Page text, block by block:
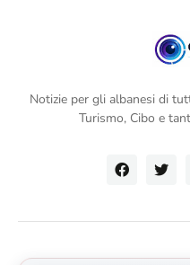
Notizie per gli albanesi di
Turismo, Cibo e